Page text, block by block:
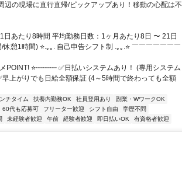
辺の現場に直行直帰/ピックアップあり！移動の心配は不
日あたり8時間 平均勤務日数：1ヶ月あたり8日 〜 21日
憩1時間) ⭐.｡｡. 自己申告シフト制 .｡｡.⭐ ￣￣￣￣￣￣￣
POINT! ⭐┉┉┉ ✅日払いシステムあり！ (専用システム
上がりでも日給全額保証 (4～5時間で終わっても全額
チタイム 扶養内勤務OK 社員登用あり
副業・WワークOK
60代も応募可 フリーター歓迎 シフト自由
学歴不問
未経験者歓迎 午前 経験者歓迎 即日払いOK 有資格者歓迎